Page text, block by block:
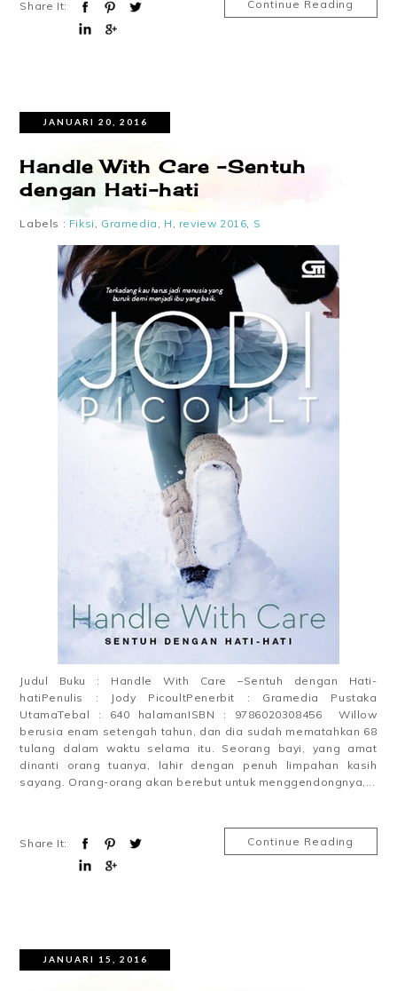
Share It: Continue Reading
JANUARI 20, 2016
Handle With Care –Sentuh
dengan Hati-hati
Labels : Fiksi Gramedia H review 2016 S
Judul Buku : Handle With Care –Sentuh dengan Hati-
hatiPenulis : Jody PicoultPenerbit : Gramedia Pustaka
UtamaTebal : 640 halamanISBN : 9786020308456 Willow
berusia enam setengah tahun, dan dia sudah mematahkan 68
tulang dalam waktu selama itu. Seorang bayi, yang amat
dinanti orang tuanya, lahir dengan penuh limpahan kasih
sayang. Orang-orang akan berebut untuk menggendongnya,...
Share It: Continue Reading
JANUARI 15, 2016